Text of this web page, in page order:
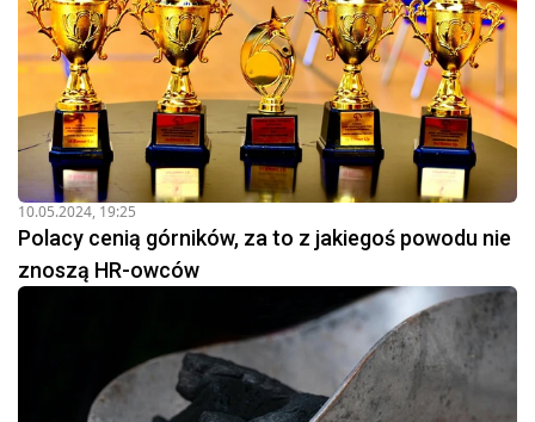
10.05.2024, 19:25
Polacy cenią górników, za to z jakiegoś powodu nie
znoszą HR-owców